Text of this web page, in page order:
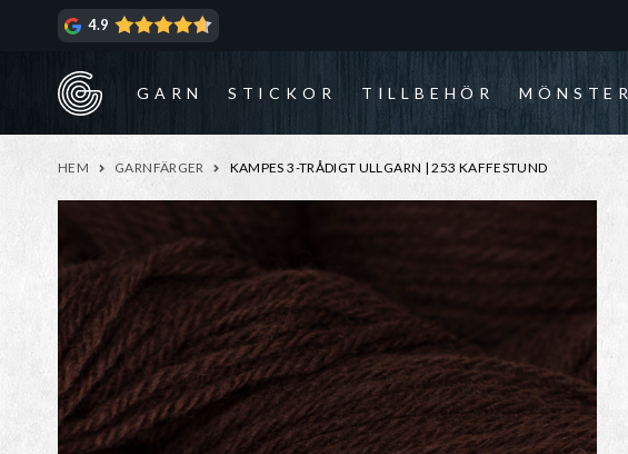
4.9
GARN STICKOR TILLBEHÖR MÖNSTER
HEM GARNFÄRGER KAMPES 3-TRÅDIGT ULLGARN | 253 KAFFESTUND